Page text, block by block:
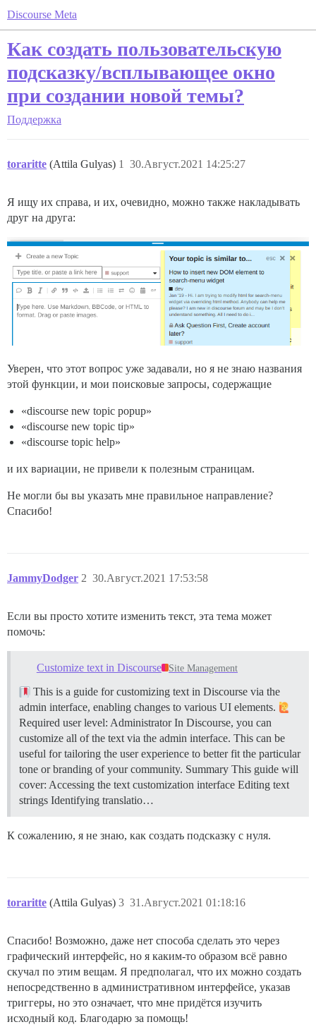
Discourse Meta
Как создать пользовательскую
подсказку/всплывающее окно
при создании новой темы?
Поддержка
toraritte (Attila Gulyas) 30.Август.2021 14:25:27
1
Я ищу их справа, и их, очевидно, можно также накладывать
друг на друга:
Уверен, что этот вопрос уже задавали, но я не знаю названия
этой функции, и мои поисковые запросы, содержащие
«discourse new topic popup»
«discourse new topic tip»
«discourse topic help»
и их вариации, не привели к полезным страницам.
Не могли бы вы указать мне правильное направление?
Спасибо!
JammyDodger 30.Август.2021 17:53:58
2
Если вы просто хотите изменить текст, эта тема может
помочь:
Customize text in Discourse Site Management
This is a guide for customizing text in Discourse via the
admin interface, enabling changes to various UI elements.
Required user level: Administrator In Discourse, you can
customize all of the text via the admin interface. This can be
useful for tailoring the user experience to better fit the particular
tone or branding of your community. Summary This guide will
cover: Accessing the text customization interface Editing text
strings Identifying translatio…
К сожалению, я не знаю, как создать подсказку с нуля.
toraritte (Attila Gulyas) 31.Август.2021 01:18:16
3
Спасибо! Возможно, даже нет способа сделать это через
графический интерфейс, но я каким-то образом всё равно
скучал по этим вещам. Я предполагал, что их можно создать
непосредственно в административном интерфейсе, указав
триггеры, но это означает, что мне придётся изучить
исходный код. Благодарю за помощь!